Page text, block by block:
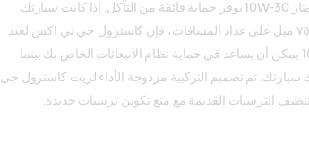
ماجناتيك هو زيت صناعي ممتاز 10W-30 يوفر حماية فائقة من التآكل. إذا كانت سيارتك
مستهلكة بما يصل إلى ٧٥٠٠٠ ميل على عداد المسافات، فإن كاسترول جي تي اكس لعدد
الكيلومترات العالية 10W-30 يمكن أن يساعد في حماية نظام الانبعاثات الخاص بك بينما
تم تصميم التركيبة مزدوجة الأداء لزيت كاسترول جي